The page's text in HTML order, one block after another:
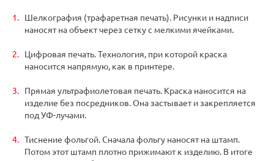
Шелкография (трафаретная печать). Рисунки и надписи
наносят на объект через сетку с мелкими ячейками.
Цифровая печать. Технология, при которой краска
наносится напрямую, как в принтере.
Прямая ультрафиолетовая печать. Краска наносится на
изделие без посредников. Она застывает и закрепляется
под УФ-лучами.
Тиснение фольгой. Сначала фольгу наносят на штамп.
Потом этот штамп плотно прижимают к изделию. В итоге